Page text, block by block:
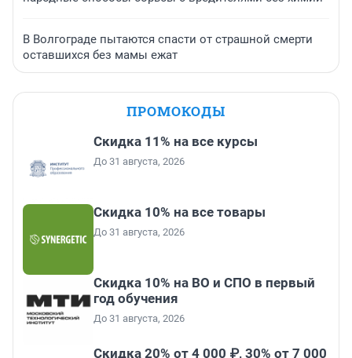
В Волгограде пытаются спасти от страшной смерти
оставшихся без мамы ежат
ПРОМОКОДЫ
Скидка 11% на все курсы
До 31 августа, 2026
Скидка 10% на все товары
До 31 августа, 2026
Скидка 10% на ВО и СПО в первый
год обучения
До 31 августа, 2026
Скидка 20% от 4 000 ₽, 30% от 7 000